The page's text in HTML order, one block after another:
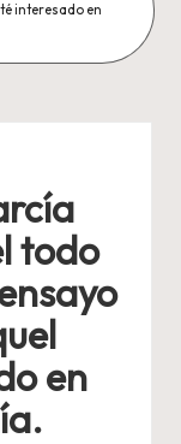
interesado en
todo
en